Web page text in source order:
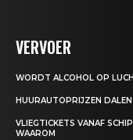
VERVOER
WORDT ALCOHOL OP
HUURAUTOPRIJZEN
VLIEGTICKETS VANAF
WAAROM